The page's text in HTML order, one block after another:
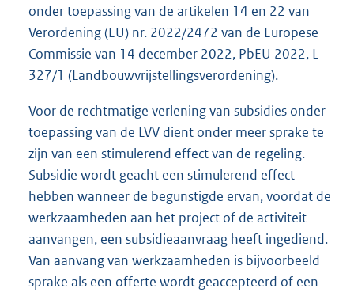
onder toepassing van de artikelen 14 en 22 van
Verordening (EU) nr. 2022/2472 van de Europese
Commissie van 14 december 2022, PbEU 2022, L
327/1 (Landbouwvrijstellingsverordening).
Voor de rechtmatige verlening van subsidies onder
toepassing van de LVV dient onder meer sprake te
zijn van een stimulerend effect van de regeling.
Subsidie wordt geacht een stimulerend effect
hebben wanneer de begunstigde ervan, voordat de
werkzaamheden aan het project of de activiteit
aanvangen, een subsidieaanvraag heeft ingediend.
Van aanvang van werkzaamheden is bijvoorbeeld
sprake als een offerte wordt geaccepteerd of een